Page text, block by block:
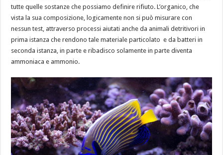
tutte quelle sostanze che possiamo definire rifiuto. L’organico, che
vista la sua composizione, logicamente non si può misurare con
nessun test, attraverso processi aiutati anche da animali detritivori in
prima istanza che rendono tale materiale particolato e da batteri in
seconda istanza, in parte e ribadisco solamente in parte diventa
ammoniaca e ammonio.